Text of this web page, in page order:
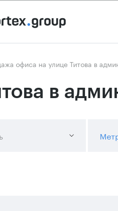
офиса на улице Титова в
в